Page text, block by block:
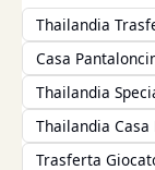
Thailandia
Casa
Thailandia
Thailandia Casa
Trasferta